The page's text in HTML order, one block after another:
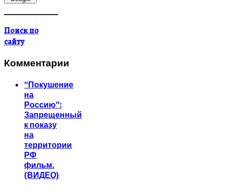
Поиск по
сайту
Комментарии
“Покушение
на
Россию”:
Запрещенный
к показу
на
территории
РФ
фильм.
(ВИДЕО)